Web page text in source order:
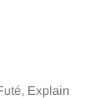
Explain